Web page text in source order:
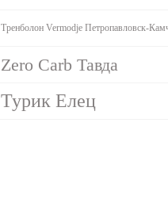
Тренболон Vermodje Петропавловск-
Zero Carb Тавда
Турик Елец